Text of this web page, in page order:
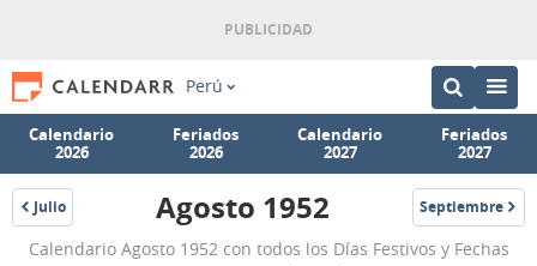
Perú
Calendario
2026
Feriados
2026
Calendario
2027
Feriados
2027
Julio
1952
Calendario
Agosto 1952 Septiembre
1952
Calendario Agosto 1952 con todos los Días Festivos y Fechas